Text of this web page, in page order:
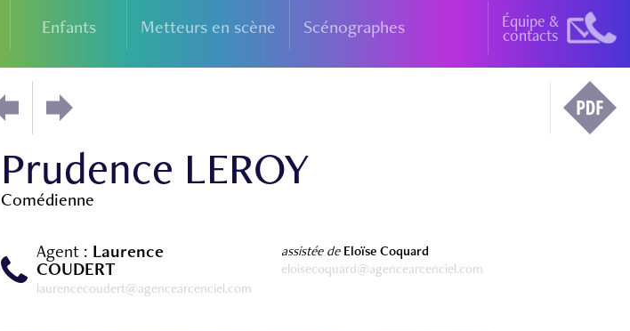
Enfants Metteurs en scène Scénographes Équipe &
contacts
Prudence LEROY
Comédienne
Agent : Laurence
COUDERT
laurencecoudert@agencearcenciel.com
assistée de Eloïse Coquard
eloisecoquard@agencearcenciel.com